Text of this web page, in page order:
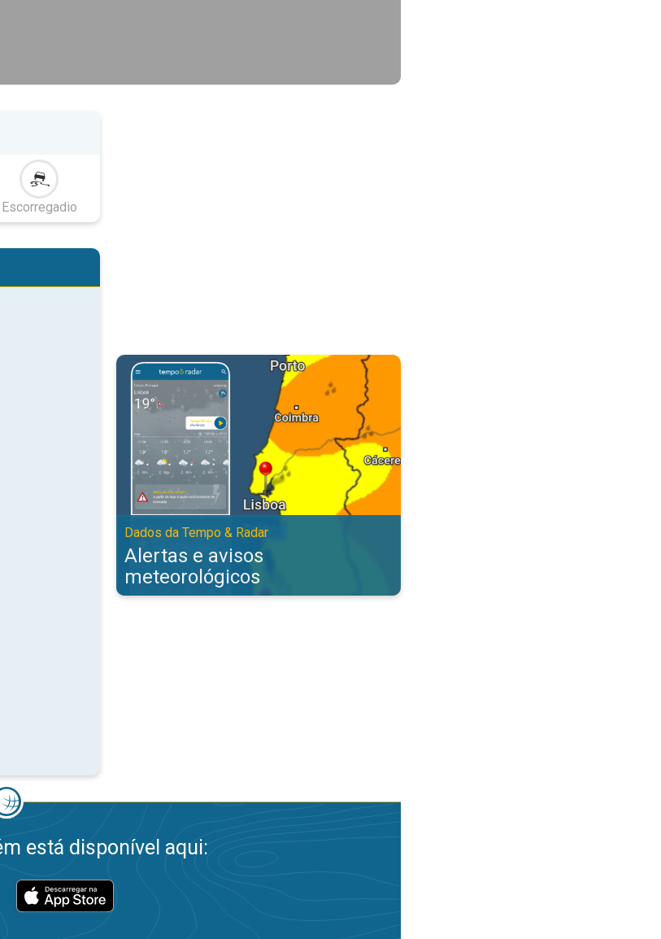
Escorregadio
Alertas e avisos meteorológicos. Dados da Tempo & Radar. . .
Dados da Tempo & Radar
Alertas e avisos
meteorológicos
está disponível aqui: